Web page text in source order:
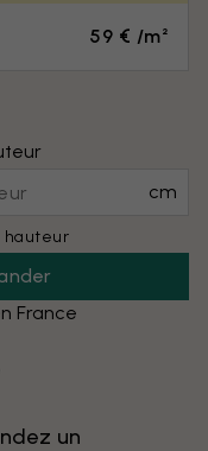
59 € /m²
cm
hauteur
France
un